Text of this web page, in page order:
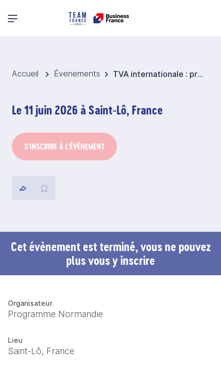
Menu principal
Accueil Évenements TVA internationale : principes, formalités et conformité
Le 11 juin 2026 à Saint-Lô, France
S'INSCRIRE À L'ÉVÉNEMENT
Cet évènement est terminé, vous ne pouvez
plus vous y inscrire
Organisateur
Programme Normandie
Lieu
Saint-Lô, France